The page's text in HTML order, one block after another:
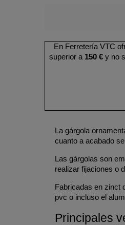
En Ferretería VTC
superior a 150 € y no
La gárgola
cuanto a acabado
Las gárgolas son
realizar fijaciones o
Fabricadas en zinct
pvc o incluso el
Principales